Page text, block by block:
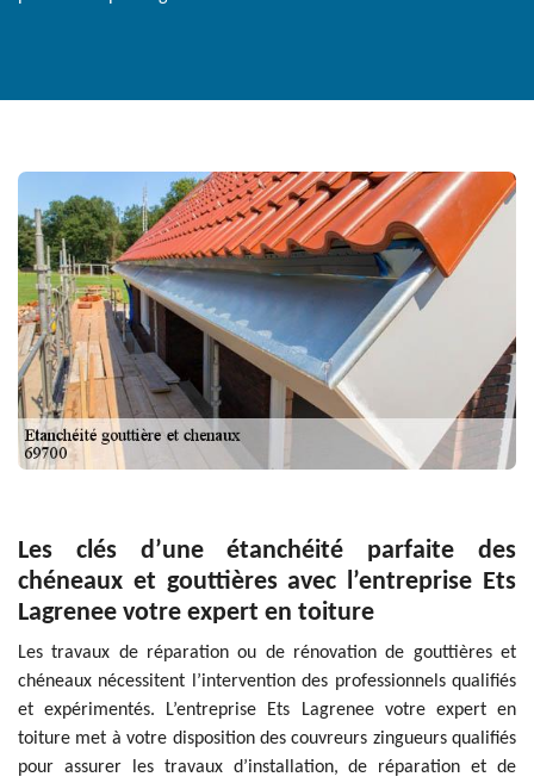
Les clés d’une étanchéité parfaite des
chéneaux et gouttières avec l’entreprise Ets
Lagrenee votre expert en toiture
Les travaux de réparation ou de rénovation de gouttières et
chéneaux nécessitent l’intervention des professionnels qualifiés
et expérimentés. L’entreprise Ets Lagrenee votre expert en
toiture met à votre disposition des couvreurs zingueurs qualifiés
pour assurer les travaux d’installation, de réparation et de